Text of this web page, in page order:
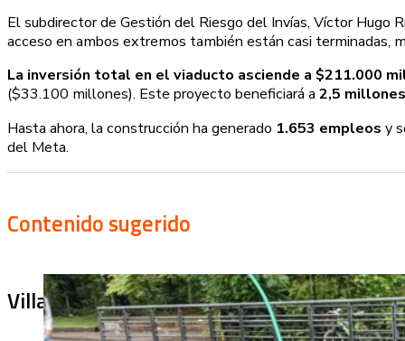
El subdirector de Gestión del Riesgo del Invías, Víctor Hugo
acceso en ambos extremos también están casi terminadas,
La inversión total en el viaducto asciende a $211.000
($33.100 millones). Este proyecto beneficiará a 2,5
Hasta ahora, la construcción ha generado 1.653 empleos y
del Meta.
Contenido sugerido
Villa Julia no puede tapar el problema: